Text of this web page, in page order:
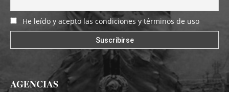
He leído y acepto las condiciones y términos de uso
AGENCIAS